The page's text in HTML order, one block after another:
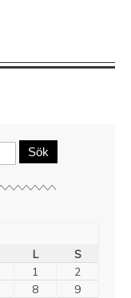
Sök
L
S
1
2
8
9